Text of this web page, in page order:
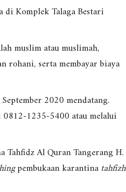
Komplek Talaga Bestari
muslim atau muslimah,
rohani, serta membayar biaya
2020 mendatang.
1235-5400 atau melalui
Tahfidz Al Quran Tangerang H.
pembukaan karantina tahfizh